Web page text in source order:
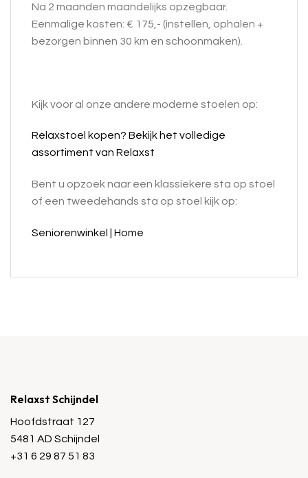
Na 2 maanden maandelijks opzegbaar.
Eenmalige kosten: € 175,- (instellen, ophalen +
bezorgen binnen 30 km en schoonmaken).
Kijk voor al onze andere moderne stoelen op:
Relaxstoel kopen? Bekijk het volledige
assortiment van Relaxst
Bent u opzoek naar een klassiekere sta op stoel
of een tweedehands sta op stoel kijk op:
Seniorenwinkel | Home
Relaxst Schijndel
Hoofdstraat 127
5481 AD Schijndel
+31 6 29 87 51 83